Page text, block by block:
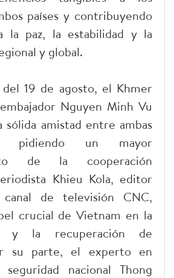
países y contribuyendo
la paz, la estabilidad y la
y global.
19 de agosto, el Khmer
Nguyen Minh Vu
sólida amistad entre ambas
pidiendo un mayor
de la cooperación
Khieu Kola, editor
de televisión CNC,
crucial de Vietnam en la
y la recuperación de
su parte, el experto en
nacional Thong